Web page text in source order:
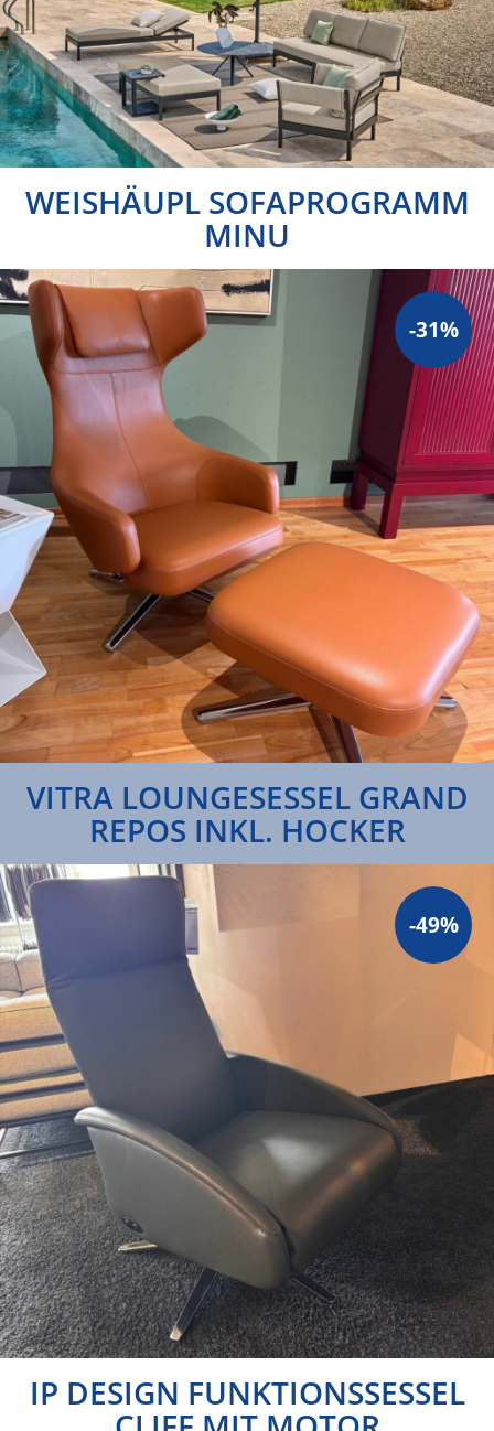
WEISHÄUPL SOFAPROGRAMM
MINU
-31%
VITRA LOUNGESESSEL GRAND
REPOS INKL. HOCKER
-49%
IP DESIGN FUNKTIONSSESSEL